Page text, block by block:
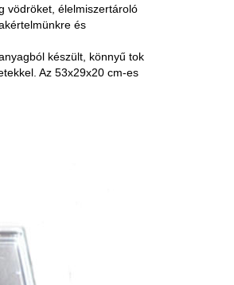
vödröket, élelmiszertároló
és
készült, könnyű tok
Az 53x29x20 cm-es